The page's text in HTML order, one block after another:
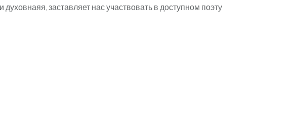
духовнаяя, заставляет нас участвовать в доступном поэту